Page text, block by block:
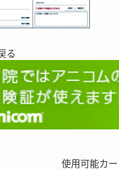
る
使用可能カ